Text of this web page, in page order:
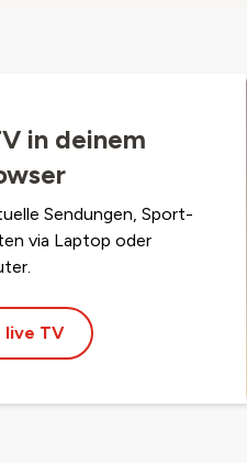
in deinem
Sendungen, Sport-
via Laptop oder
live TV